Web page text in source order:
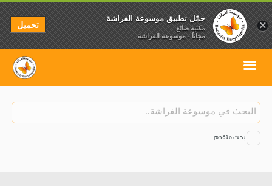
بحث متقدم
×
حمّل تطبيق موسوعة الفراشة
مكتبة صائغ
مجاناً - موسوعة الفراشة
تحميل